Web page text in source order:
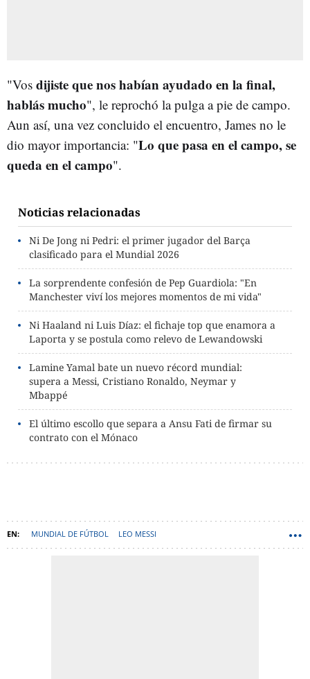
"Vos dijiste que nos habían ayudado en la final,
hablás mucho", le reprochó la pulga a pie de campo.
Aun así, una vez concluido el encuentro, James no le
dio mayor importancia: "Lo que pasa en el campo, se
queda en el campo".
Noticias relacionadas
Ni De Jong ni Pedri: el primer jugador del Barça
clasificado para el Mundial 2026
La sorprendente confesión de Pep Guardiola: "En
Manchester viví los mejores momentos de mi vida"
Ni Haaland ni Luis Díaz: el fichaje top que enamora a
Laporta y se postula como relevo de Lewandowski
Lamine Yamal bate un nuevo récord mundial:
supera a Messi, Cristiano Ronaldo, Neymar y
Mbappé
El último escollo que separa a Ansu Fati de firmar su
contrato con el Mónaco
MUNDIAL DE FÚTBOL LEO MESSI